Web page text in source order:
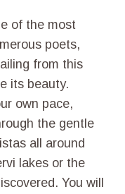
of the most
poets,
from this
its beauty.
own pace,
the gentle
all around
lakes or the
You will